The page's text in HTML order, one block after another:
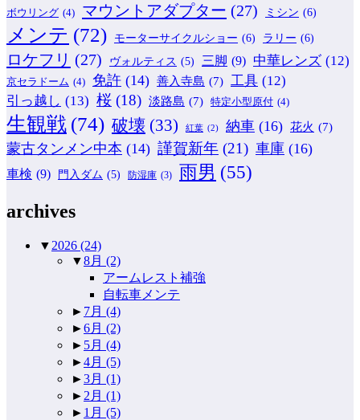
ボウリング (4) マウントアダプター (27) ミシン (6)
メンテ (72) モーターサイクルショー (6) ラリー (6)
ロケフリ (27) ヴォルティス (5) 三脚 (9) 中華レンズ (12)
京セラドーム (4) 免許 (14) 善入寺島 (7) 工具 (12)
引っ越し (13) 桜 (18) 淡路島 (7) 特定小型原付 (4)
生観戦 (74) 破壊 (33) 紅葉 (2) 納車 (16) 花火 (7)
蒙古タンメン中本 (14) 謹賀新年 (21) 車庫 (16)
車検 (9) 門入ダム (5) 防湿庫 (3) 雨男 (55)
archives
▼ 2026 (24)
▼8月 (2)
アームレスト補強
自転車メンテ
► 7月 (4)
►6月 (2)
► 5月 (4)
►4月 (5)
►3月 (1)
► 2月 (1)
► 1月 (5)